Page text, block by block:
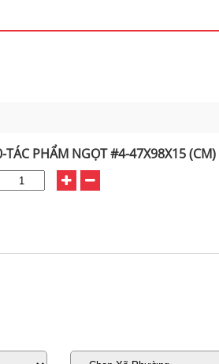
TÁC PHẨM NGỌT #4-47X98X15 (CM)